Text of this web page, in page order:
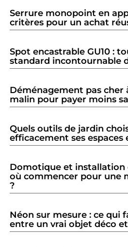
Serrure monopoint en
critères pour un achat
Spot encastrable GU10 :
standard incontournable
Déménagement pas cher
malin pour payer moins
Quels outils de jardin
efficacement ses espaces
Domotique et installation
où commencer pour une
?
Néon sur mesure : ce qui
entre un vrai objet déco